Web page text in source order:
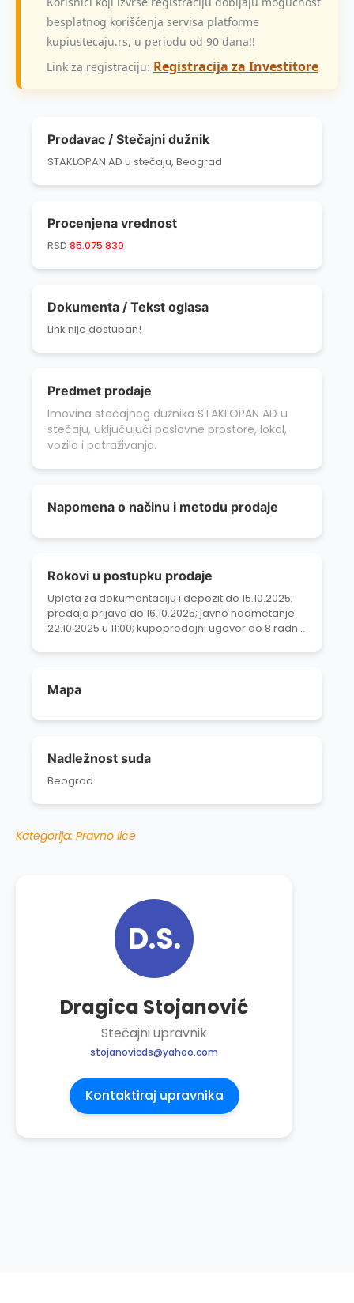
besplatnog korišćenja servisa platforme
kupiustecaju.rs, u periodu od 90 dana!!
Link za registraciju: Registracija za Investitore
Prodavac / Stečajni dužnik
STAKLOPAN AD u stečaju, Beograd
Procenjena vrednost
RSD 85.075.830
Dokumenta / Tekst oglasa
Link nije dostupan!
Predmet prodaje
Imovina stečajnog dužnika STAKLOPAN AD u
stečaju, uključujući poslovne prostore, lokal,
vozilo i potraživanja.
Napomena o načinu i metodu prodaje
Rokovi u postupku prodaje
Uplata za dokumentaciju i depozit do 15.10.2025;
predaja prijava do 16.10.2025; javno nadmetanje
22.10.2025 u 11:00; kupoprodajni ugovor do 8 radnih
Mapa
Nadležnost suda
Beograd
Kategorija: Pravno lice
D.S.
Dragica Stojanović
Stečajni upravnik
stojanovicds@yahoo.com
Kontaktiraj upravnika